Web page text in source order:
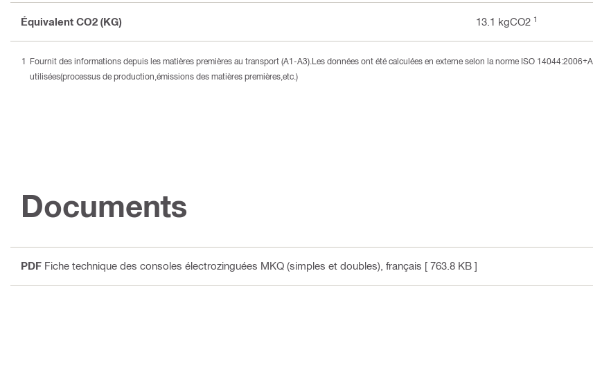
Équivalent CO2 (KG) 13.1 kgCO2 1
Fournit des informations depuis les matières premières au transport (A1-A3).Les données ont été calculées en externe selon la norme ISO
utilisées(processus de production,émissions des matières premières,etc.)
Documents
PDF Fiche technique des consoles électrozinguées MKQ (simples et doubles) , français [ 763.8 KB ]